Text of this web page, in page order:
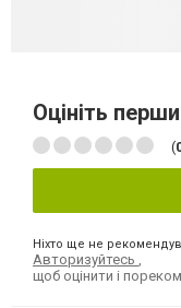
Оцініть
(
Ніхто ще не
Авторизуйтесь
щоб оцінити і